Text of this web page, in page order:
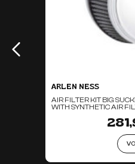
ARLEN NESS
AIR FILTER KIT BIG
WITH SYNTHETIC AIR